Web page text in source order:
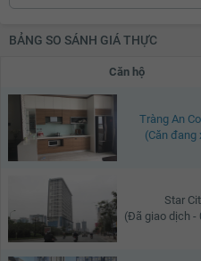
BẢNG SO SÁNH GIÁ THỰC
Căn hộ
Tràng An
(Căn đang
Star
(Đã giao dịch -